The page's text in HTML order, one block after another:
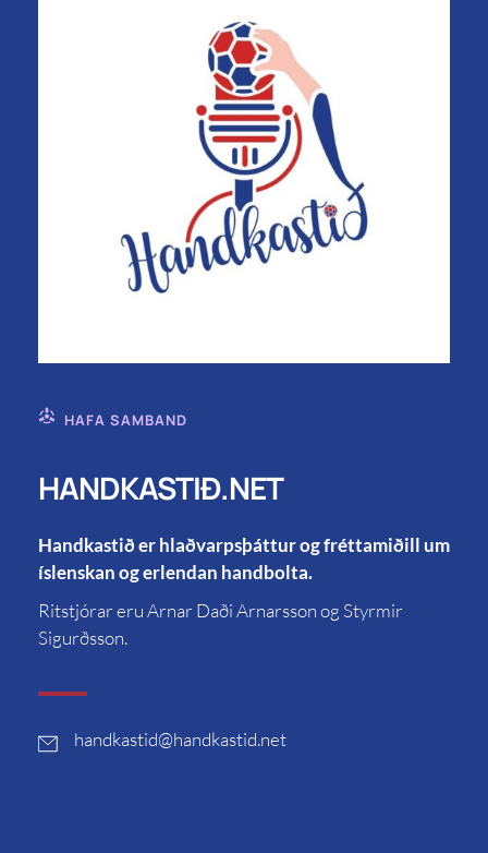
HAFA SAMBAND
HANDKASTIÐ.NET
Handkastið er hlaðvarpsþáttur og fréttamiðill um
íslenskan og erlendan handbolta.
Ritstjórar eru Arnar Daði Arnarsson og Styrmir
Sigurðsson.
handkastid@handkastid.net